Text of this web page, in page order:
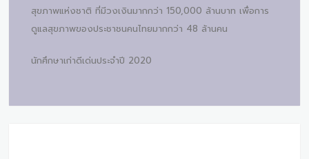
สุขภาพแห่งชาติ ที่มีวงเงินมากกว่า 150,000 ล้านบาท เพื่อการ
ดูแลสุขภาพของประชาชนคนไทยมากกว่า 48 ล้านคน
นักศึกษาเก่าดีเด่นประจำปี 2020